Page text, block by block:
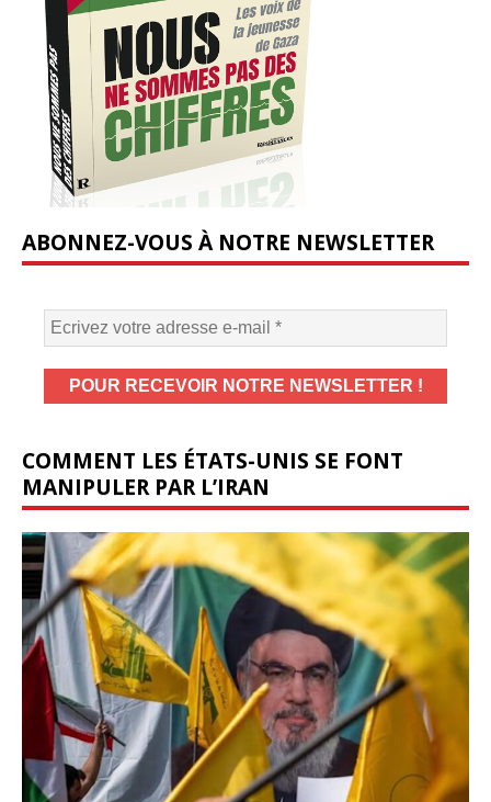
ABONNEZ-VOUS À NOTRE NEWSLETTER
COMMENT LES ÉTATS-UNIS SE FONT
MANIPULER PAR L’IRAN